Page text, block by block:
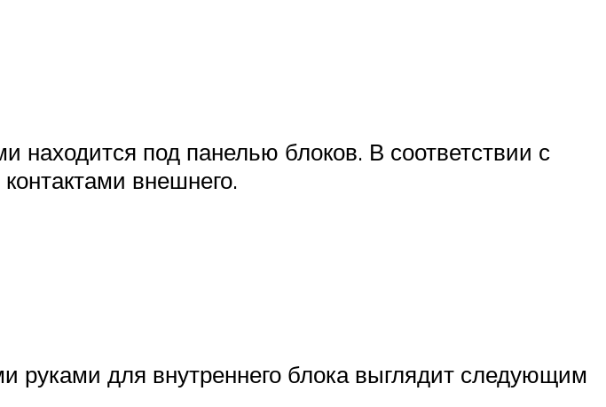
под панелью блоков. В соответствии с
внешнего.
руками для внутреннего блока выглядит следующим